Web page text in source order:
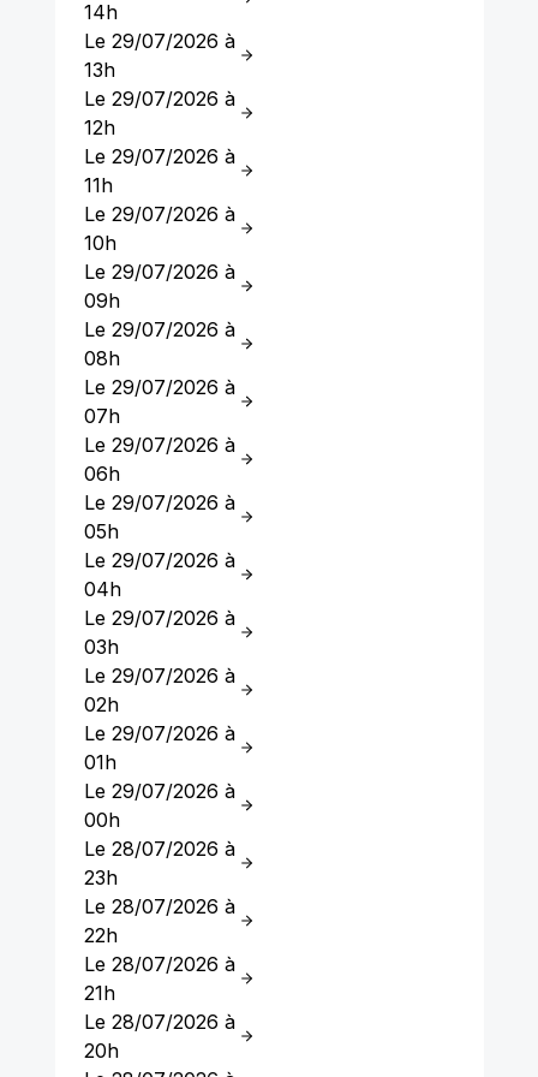
14h
Le 29/07/2026 à
13h
Le 29/07/2026 à
12h
Le 29/07/2026 à
11h
Le 29/07/2026 à
10h
Le 29/07/2026 à
09h
Le 29/07/2026 à
08h
Le 29/07/2026 à
07h
Le 29/07/2026 à
06h
Le 29/07/2026 à
05h
Le 29/07/2026 à
04h
Le 29/07/2026 à
03h
Le 29/07/2026 à
02h
Le 29/07/2026 à
01h
Le 29/07/2026 à
00h
Le 28/07/2026 à
23h
Le 28/07/2026 à
22h
Le 28/07/2026 à
21h
Le 28/07/2026 à
20h